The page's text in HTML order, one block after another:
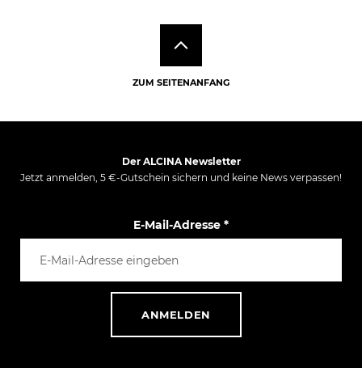
verschlossen und die Zahnschmelzoberfläche repariert.
Durch die tägliche Verwendung fühlen sich die Zähne
nicht nur glatter an, sie bleiben auch länger sauber, da
Bakterien, die in jeder gesunden Mundflora vorkommen,
reduziert und Karies vorgebeugt.
Mehr Informationen zur
ZUM SEITENANFANG
Der ALCINA Newsletter
Jetzt anmelden, 5 €-Gutschein sichern und keine News verpassen!
E-Mail-Adresse *
ANMELDEN